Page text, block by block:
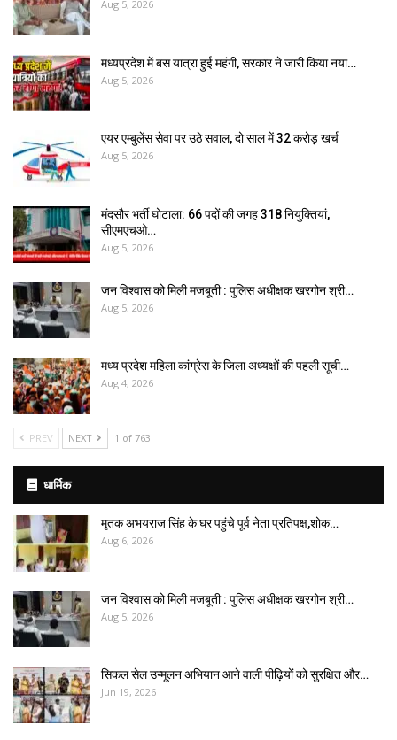
Aug 5, 2026
मध्यप्रदेश में बस यात्रा हुई महंगी, सरकार ने जारी किया नया…
Aug 5, 2026
एयर एम्बुलेंस सेवा पर उठे सवाल, दो साल में ₹32 करोड़ खर्च
Aug 5, 2026
मंदसौर भर्ती घोटाला: 66 पदों की जगह 318 नियुक्तियां,
सीएमएचओ…
Aug 5, 2026
जन विश्वास को मिली मजबूती : पुलिस अधीक्षक खरगोन श्री…
Aug 5, 2026
मध्य प्रदेश महिला कांग्रेस के जिला अध्यक्षों की पहली सूची…
Aug 4, 2026
PREV NEXT 1 of 763
धार्मिक
मृतक अभयराज सिंह के घर पहुंचे पूर्व नेता प्रतिपक्ष,शोक…
Aug 6, 2026
जन विश्वास को मिली मजबूती : पुलिस अधीक्षक खरगोन श्री…
Aug 5, 2026
सिकल सेल उन्मूलन अभियान आने वाली पीढ़ियों को सुरक्षित और…
Jun 19, 2026